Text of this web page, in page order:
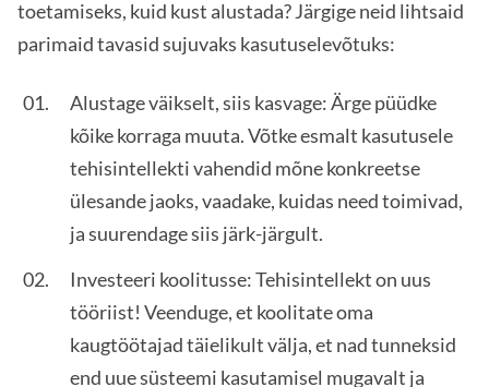
toetamiseks, kuid kust alustada? Järgige neid lihtsaid
parimaid tavasid sujuvaks kasutuselevõtuks:
Alustage väikselt, siis kasvage: Ärge püüdke
kõike korraga muuta. Võtke esmalt kasutusele
tehisintellekti vahendid mõne konkreetse
ülesande jaoks, vaadake, kuidas need toimivad,
ja suurendage siis järk-järgult.
Investeeri koolitusse: Tehisintellekt on uus
tööriist! Veenduge, et koolitate oma
kaugtöötajad täielikult välja, et nad tunneksid
end uue süsteemi kasutamisel mugavalt ja